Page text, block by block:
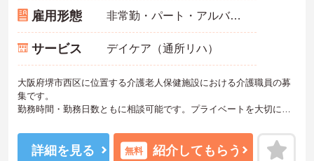
雇用形態 非常勤・パート・アルバイト
サービス デイケア（通所リハ）
大阪府堺市西区に位置する介護老人保健施設における介護職員の募
集です。
勤務時間・勤務日数ともに相談可能です。プライベートを大切にし
も歓迎です。フォロー体制が整っており、安心してご勤務いただけ
ます。
詳細を見る 無料 紹介してもらう